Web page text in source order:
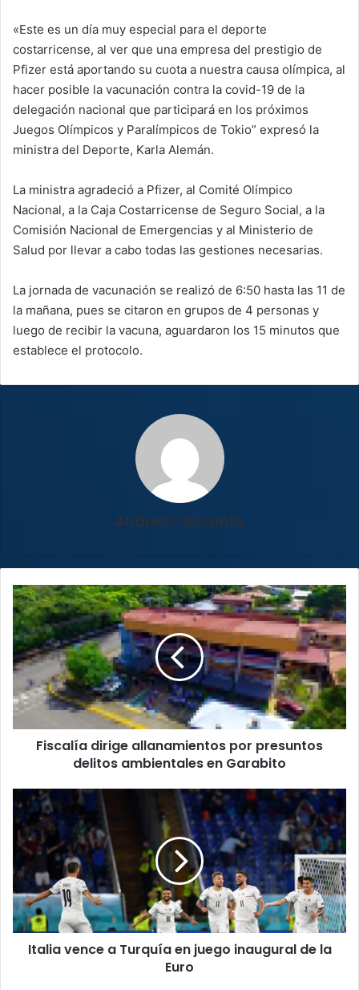
«Este es un día muy especial para el deporte
costarricense, al ver que una empresa del prestigio de
Pfizer está aportando su cuota a nuestra causa olímpica, al
hacer posible la vacunación contra la covid-19 de la
delegación nacional que participará en los próximos
Juegos Olímpicos y Paralímpicos de Tokio” expresó la
ministra del Deporte, Karla Alemán.
La ministra agradeció a Pfizer, al Comité Olímpico
Nacional, a la Caja Costarricense de Seguro Social, a la
Comisión Nacional de Emergencias y al Ministerio de
Salud por llevar a cabo todas las gestiones necesarias.
La jornada de vacunación se realizó de 6:50 hasta las 11 de
la mañana, pues se citaron en grupos de 4 personas y
luego de recibir la vacuna, aguardaron los 15 minutos que
establece el protocolo.
Andres Cascante
Fiscalía
dirige
allanamientos
por
presuntos
delitos
ambientales
en
Garabito
Fiscalía dirige allanamientos por presuntos
delitos ambientales en Garabito
Italia
vence
Turquía
juego
inaugural
de
la
EuroItalia vence a Turquía en juego inaugural de la
Euro